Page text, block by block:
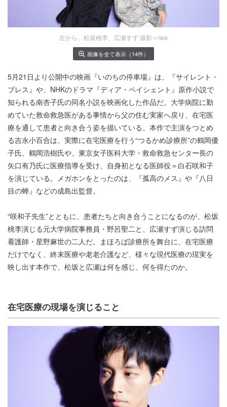
左から、松坂桃李、広瀬すず 撮影＝iwa
画像を全て表示（14件）
5月21日より公開中の映画『いのちの停車場』は、『サイレント・
ブレス』や、NHKのドラマ『ディア・ペイシェント』原作小説で
知られる南杏子氏の同名小説を映画化した作品だ。大学病院に勤
めていた救命救急医がある事情から父の住む実家へ戻り、在宅医
療を通して患者と向き合う姿を描いている。本作で主演をつとめ
る吉永小百合は、実際に在宅医療を行う“つるかめ診療所”の鶴岡優
子氏、鶴岡浩樹氏や、東京女子医科大学・救命救急センター長の
矢口有乃氏に医療指導を受け、自身初となる医師役＝白石咲和子
を演じている。メガホンをとったのは、『孤高のメス』や『八日
目の蝉』などの成島出監督。
“咲和子先生”とともに、患者たちと向き合うことになるのが、松坂
桃李演じる元大学病院事務員・野呂聖二と、広瀬すず演じる訪問
看護師・星野麻世の二人だ。まほろば診療所を舞台に、在宅医療
だけでなく、終末医療や老老介護など、様々な現代医療の現実を
映し出す本作で、松坂と広瀬は何を感じ、何を得たのか。
在宅医療の現場を演じること